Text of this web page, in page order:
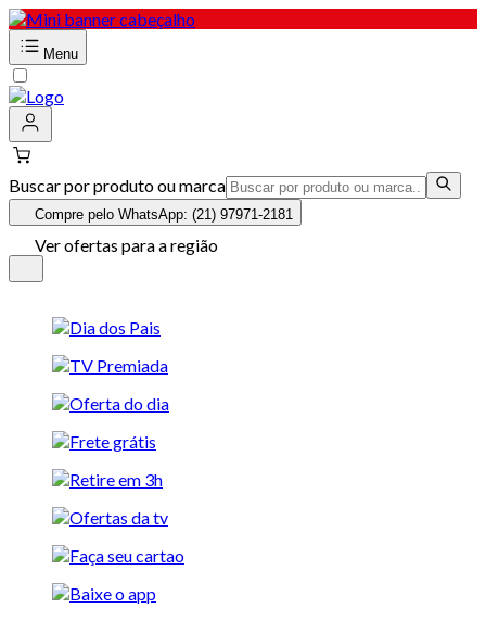
Menu
Buscar por produto ou marca
Compre pelo WhatsApp: (21) 97971-2181
Ver ofertas para a região